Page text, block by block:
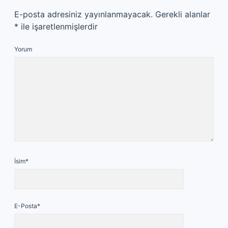
E-posta adresiniz yayınlanmayacak. Gerekli alanlar
* ile işaretlenmişlerdir
Yorum
İsim*
E-Posta*